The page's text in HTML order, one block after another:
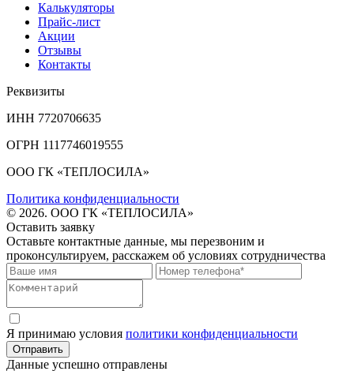
Калькуляторы
Прайс-лист
Акции
Отзывы
Контакты
Реквизиты
ИНН 7720706635
ОГРН 1117746019555
ООО ГК «ТЕПЛОСИЛА»
Политика конфиденциальности
© 2026. ООО ГК «ТЕПЛОСИЛА»
Оставить заявку
Оставьте контактные данные, мы перезвоним и
проконсультируем, расскажем об условиях сотрудничества
Я принимаю условия политики конфиденциальности
Отправить
Данные успешно отправлены